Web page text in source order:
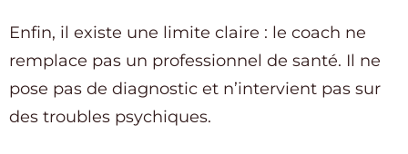
Enfin, il existe une limite claire : le coach ne
remplace pas un professionnel de santé. Il ne
pose pas de diagnostic et n’intervient pas sur
des troubles psychiques.